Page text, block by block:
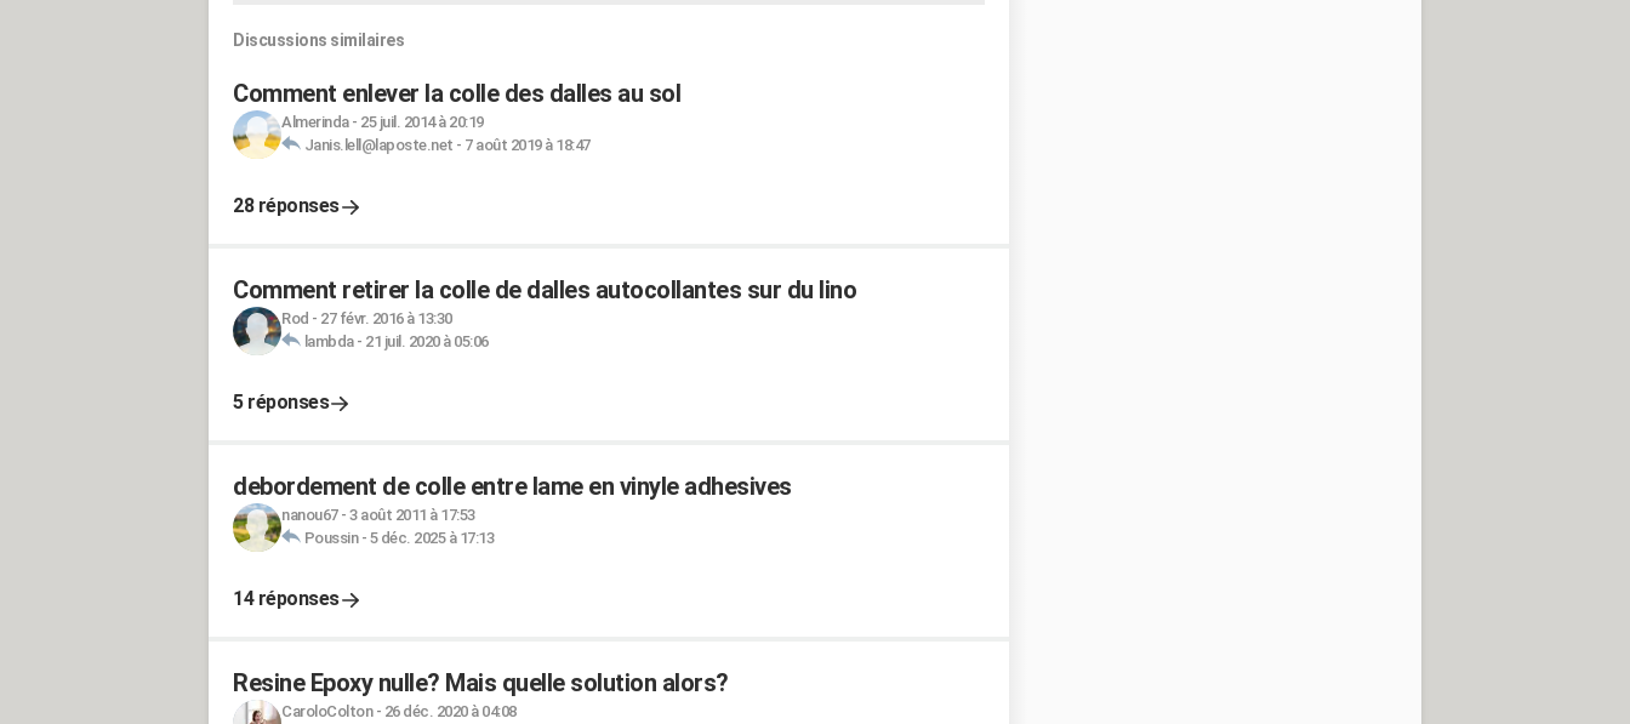
Discussions similaires
Comment enlever la colle des dalles au sol
Almerinda- 25 juil. 2014 à 20:19
Janis.lell@laposte.net - 7 août 2019 à 18:47
28 réponses
Comment retirer la colle de dalles autocollantes sur du lino
Rod - 27 févr. 2016 à 13:30
lambda- 21 juil. 2020 à 05:06
5 réponses
debordement de colle entre lame en vinyle adhesives
nanou67- 3 août 2011 à 17:53
Poussin- 5 déc. 2025 à 17:13
14 réponses
Resine Epoxy nulle? Mais quelle solution alors?
CaroloColton- 26 déc. 2020 à 04:08